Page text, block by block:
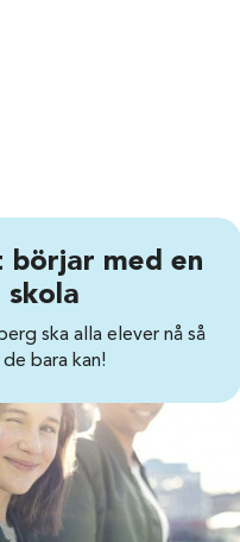
börjar med en
skola
ska alla elever nå så
de bara kan!